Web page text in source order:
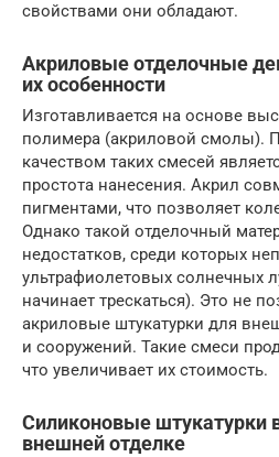
свойствами они обладают.
Акриловые отделочные
их особенности
Изготавливается на основе
полимера (акриловой смолы).
качеством таких смесей
простота нанесения. Акрил
пигментами, что позволяет
Однако такой отделочный
недостатков, среди которых
ультрафиолетовых солнечных
начинает трескаться). Это не
акриловые штукатурки для
и сооружений. Такие смеси
что увеличивает их стоимость.
Силиконовые штукатурки
внешней отделке